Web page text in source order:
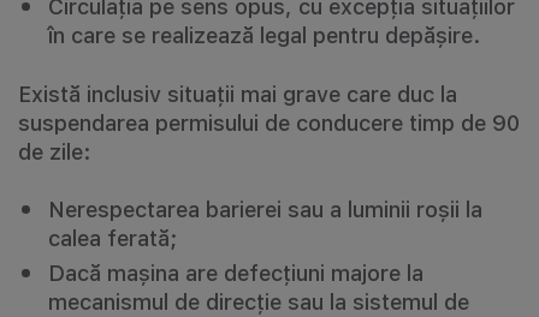
Circulația pe sens opus, cu excepția situațiilor
în care se realizează legal pentru depășire.
Există inclusiv situații mai grave care duc la
suspendarea permisului de conducere timp de 90
de zile:
Nerespectarea barierei sau a luminii roșii la
calea ferată;
Dacă mașina are defecțiuni majore la
mecanismul de direcție sau la sistemul de